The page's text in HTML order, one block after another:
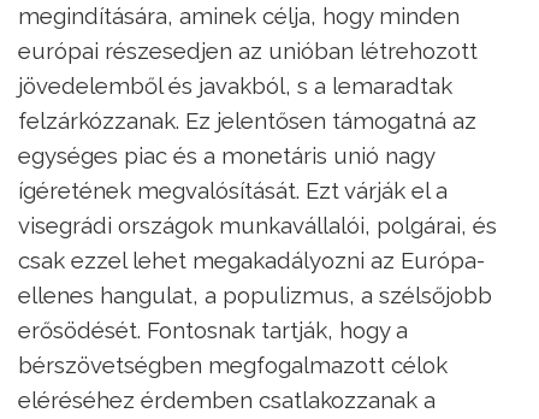
megindítására, aminek célja, hogy minden
európai részesedjen az unióban létrehozott
jövedelemből és javakból, s a lemaradtak
felzárkózzanak. Ez jelentősen támogatná az
egységes piac és a monetáris unió nagy
ígéretének megvalósítását. Ezt várják el a
visegrádi országok munkavállalói, polgárai, és
csak ezzel lehet megakadályozni az Európa-
ellenes hangulat, a populizmus, a szélsőjobb
erősödését. Fontosnak tartják, hogy a
bérszövetségben megfogalmazott célok
eléréséhez érdemben csatlakozzanak a